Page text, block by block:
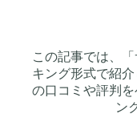
この記事では、
キング形式で紹
の口コミや評判
ン